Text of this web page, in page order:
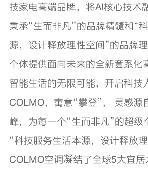
技家电高端品牌，将AI核心技术
秉承“生而非凡”的品牌精髓和“
源，设计释放理性空间”的品牌
个体提供面向未来的全新套系化
智能生活的无限可能，开启科技
COLMO，寓意“攀登”， 灵感源
峰，为每一个“生而非凡”的超级
“科技服务生活本源，设计释放
COLMO空调凝结了全球5大宜居